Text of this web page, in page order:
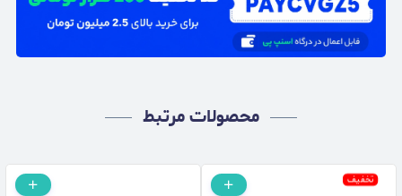
محصولات مرتبط
تخفیف